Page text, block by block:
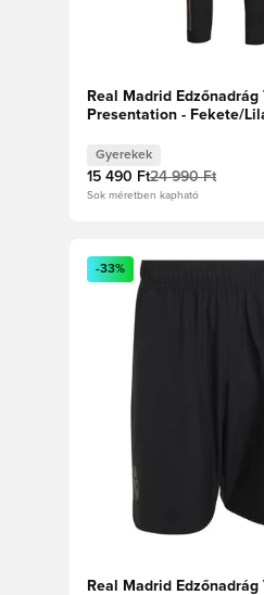
Real Madrid Edzőnadrág
Presentation - Fekete/
Gyerekek
15 490 Ft24 990 Ft
Sok méretben kapható
Megnyit egy modált a
-33%
Real Madrid Edzőnadrág